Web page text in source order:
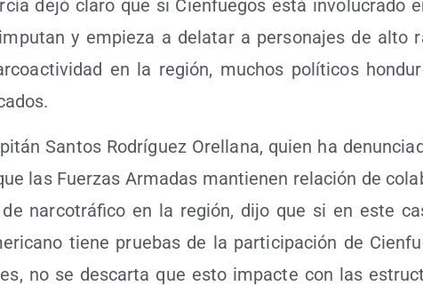
dejó cla­ro que si Cien­fue­gos está invo­lu­cra­do
y empie­za a dela­tar a per­so­na­jes de alto
en la región, muchos polí­ti­cos
San­tos Rodrí­guez Ore­lla­na, quien ha
las Fuer­zas Arma­das man­tie­nen rela­ción de
nar­co­trá­fi­co en la región, dijo que si en este
tie­ne prue­bas de la par­ti­ci­pa­ción de
no se des­car­ta que esto impac­te con las